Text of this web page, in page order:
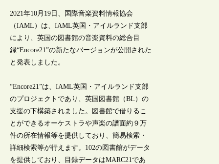
2021年10月19日、国際音楽資料情報協会
（IAML）は、IAML英国・アイルランド支部
により、英国の図書館の音楽資料の総合目
録“Encore21”の新たなバージョンが公開された
と発表しました。
“Encore21”は、IAML英国・アイルランド支部
のプロジェクトであり、英国図書館（BL）の
支援の下構築されました。図書館で借りるこ
とができるオーケストラや声楽の譜面約９万
件の所在情報等を提供しており、簡易検索・
詳細検索等が行えます。102の図書館がデータ
を提供しており、目録データはMARC21であ